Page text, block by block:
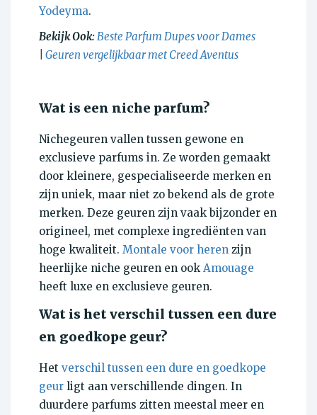
Yodeyma.
Bekijk Ook: Beste Parfum Dupes voor Dames
Geuren vergelijkbaar met Creed Aventus
Wat is een niche parfum?
Nichegeuren vallen tussen gewone en
exclusieve parfums in. Ze worden gemaakt
door kleinere, gespecialiseerde merken en
zijn uniek, maar niet zo bekend als de grote
merken. Deze geuren zijn vaak bijzonder en
origineel, met complexe ingrediënten van
hoge kwaliteit. Montale voor heren zijn
heerlijke niche geuren en ook Amouage
heeft luxe en exclusieve geuren.
Wat is het verschil tussen een dure
en goedkope geur?
Het verschil tussen een dure en goedkope
geur ligt aan verschillende dingen. In
duurdere parfums zitten meestal meer en